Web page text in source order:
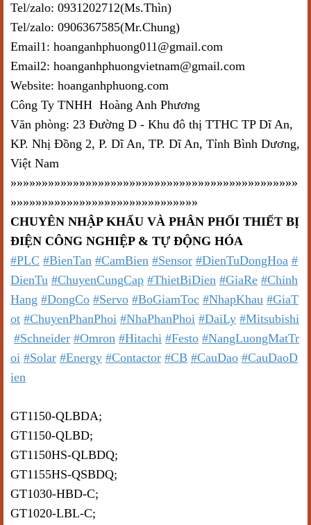
Tel/zalo: 0931202712(Ms.Thìn)
Tel/zalo: 0906367585(Mr.Chung)
Email1: hoanganhphuong011@gmail.com
Email2: hoanganhphuongvietnam@gmail.com
Website: hoanganhphuong.com
Công Ty TNHH Hoàng Anh Phương
Văn phòng: 23 Đường D - Khu đô thị TTHC TP Dĩ An,
KP. Nhị Đồng 2, P. Dĩ An, TP. Dĩ An, Tỉnh Bình Dương,
Việt Nam
»»»»»»»»»»»»»»»»»»»»»»»»»»»»»»»»»»»»»»»»»»»»»»
»»»»»»»»»»»»»»»»»»»»»»»»»»»»»»
CHUYÊN NHẬP KHẨU VÀ PHÂN PHỐI THIẾT BỊ
ĐIỆN CÔNG NGHIỆP & TỰ ĐỘNG HÓA
#PLC #BienTan #CamBien #Sensor #DienTuDongHoa #
DienTu #ChuyenCungCap #ThietBiDien #GiaRe #Chinh
Hang #DongCo #Servo #BoGiamToc #NhapKhau #GiaT
ot #ChuyenPhanPhoi #NhaPhanPhoi #DaiLy #Mitsubishi
#Schneider #Omron #Hitachi #Festo #NangLuongMatTr
oi #Solar #Energy #Contactor #CB #CauDao #CauDaoD
ien
GT1150-QLBDA;
GT1150-QLBD;
GT1150HS-QLBDQ;
GT1155HS-QSBDQ;
GT1030-HBD-C;
GT1020-LBL-C;